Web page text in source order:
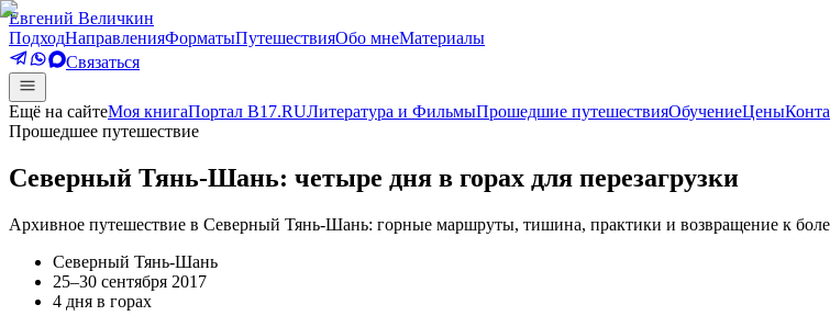
Евгений Величкин
ПодходНаправленияФорматыПутешествияОбо мнеМатериалы
Связаться
Ещё на сайтеМоя книгаПортал B17.RUЛитература и ФильмыПрошедшие путешествияОбучениеЦены
Прошедшее путешествие
Северный Тянь-Шань: четыре дня в горах для перезагрузки
Архивное путешествие в Северный Тянь-Шань: горные маршруты, тишина, практики и возвращение к
Северный Тянь-Шань
25–30 сентября 2017
4 дня в горах